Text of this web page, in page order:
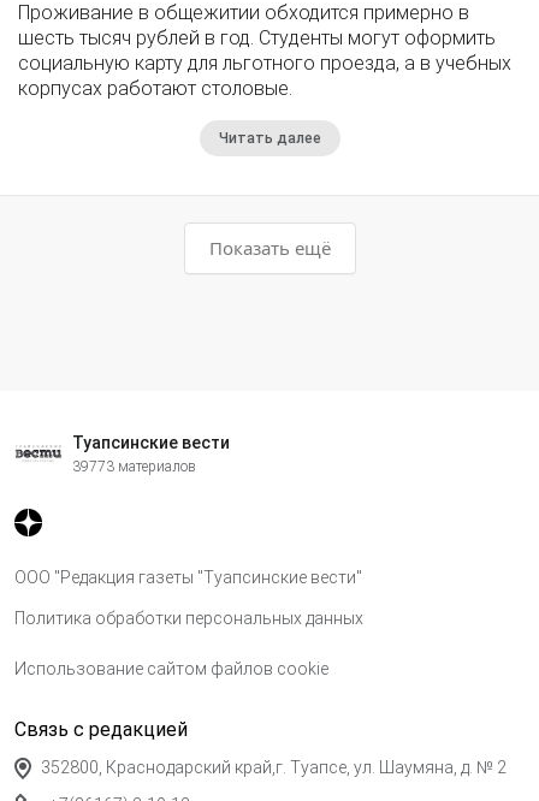
Проживание в общежитии обходится примерно в
шесть тысяч рублей в год. Студенты могут оформить
социальную карту для льготного проезда, а в учебных
корпусах работают столовые.
Читать далее
Показать ещё
Туапсинские вести
39773 материалов
ООО "Редакция газеты "Туапсинские вести"
Политика обработки персональных данных
Использование сайтом файлов cookie
Связь с редакцией
352800, Краснодарский край,г. Туапсе, ул. Шаумяна, д. № 2